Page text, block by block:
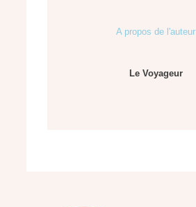
A propos de l'auteur
Le Voyageur